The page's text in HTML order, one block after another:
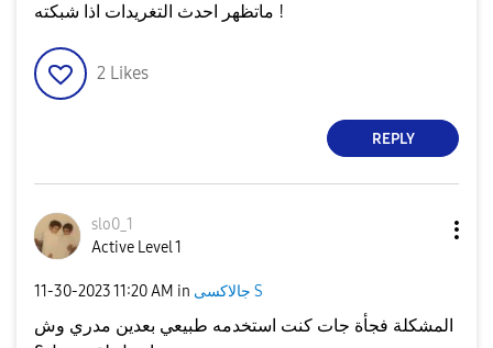
ماتظهر احدث التغريدات اذا شبكته !
2 Likes
REPLY
slo0_1
Active Level 1
‎11-30-202311:20 AM in جالاكسى S
المشكلة فجأة جات كنت استخدمه طبيعي بعدين مدري وش